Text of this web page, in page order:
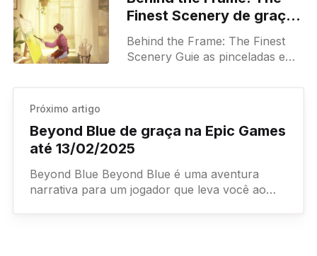
Finest Scenery de graça
na Epic Games até
30/01/2025
Behind the Frame: The Finest
Scenery Guie as pinceladas e
Próximo artigo
Beyond Blue de graça na Epic Games
até 13/02/2025
Beyond Blue Beyond Blue é uma aventura
narrativa para um jogador que leva você ao